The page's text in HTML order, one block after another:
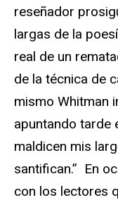
reseñador
largas de la
real de un
de la técnica de
mismo Whitman
apuntando tarde
maldicen mis
santifican.” En
con los lectores